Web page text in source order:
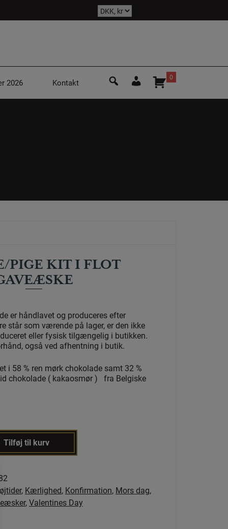
Søg
0
2026 Kontakt
PIGE KIT I FLOT
er håndlavet og produceres efter
står som værende på lager, er den ikke
eller fysisk tilgængelig i butikken.
også ved afhentning i butik.
i 58 % ren mørk chokolade samt 32 %
chokolade ( kakaosmør ) fra Belgiske
Tilføj til kurv
, Kærlighed, Konfirmation, Mors dag,
,Valentines Day